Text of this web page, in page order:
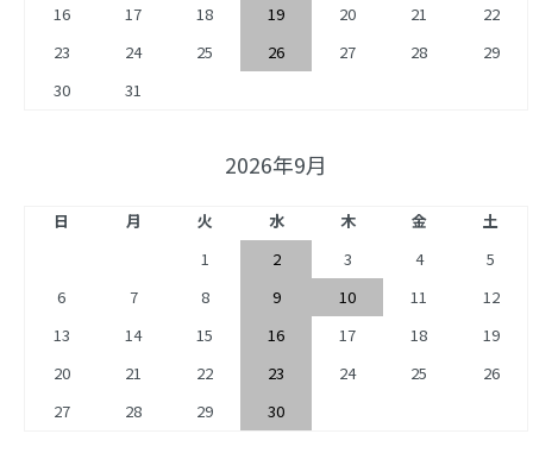
16
17 18 19 20 21
22
23
24 25 26 27 28
29
30
31
2026年9月
日 月 火 水 木 金
土
1
2 3 4
5
6
7 8 9 10 11
12
13
14 15 16 17 18
19
20
21 22 23 24 25
26
27
28 29 30